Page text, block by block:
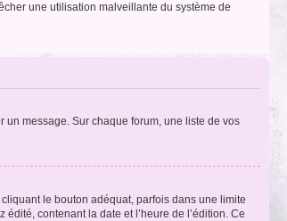
une utilisation malveillante du système de
un message. Sur chaque forum, une liste de vos
le bouton adéquat, parfois dans une limite
contenant la date et l’heure de l’édition. Ce